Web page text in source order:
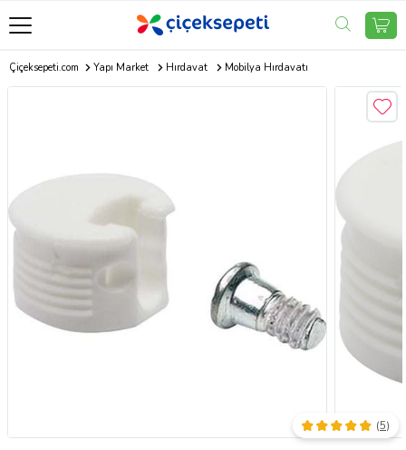
Çiçeksepeti.com Yapı Market Hırdavat Mobilya Hırdavatı
(5)